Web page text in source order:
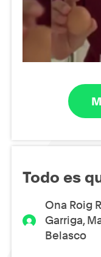
Todo es
Ona Roig
Garriga,
Belasco